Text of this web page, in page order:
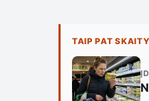
TAIP PAT